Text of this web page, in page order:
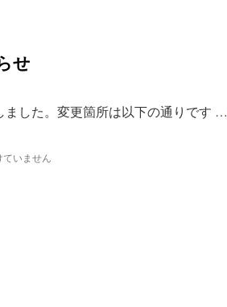
せ
ました。変更箇所は以下の通りです …
ていません